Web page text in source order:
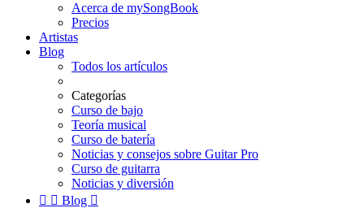
Acerca de mySongBook
Precios
Artistas
Blog
Todos los artículos
Categorías
Curso de bajo
Teoría musical
Curso de batería
Noticias y consejos sobre Guitar Pro
Curso de guitarra
Noticias y diversión
  Blog 